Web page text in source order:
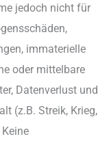
jedoch nicht für
immaterielle
oder mittelbare
Datenverlust und
(z.B. Streik, Krieg,